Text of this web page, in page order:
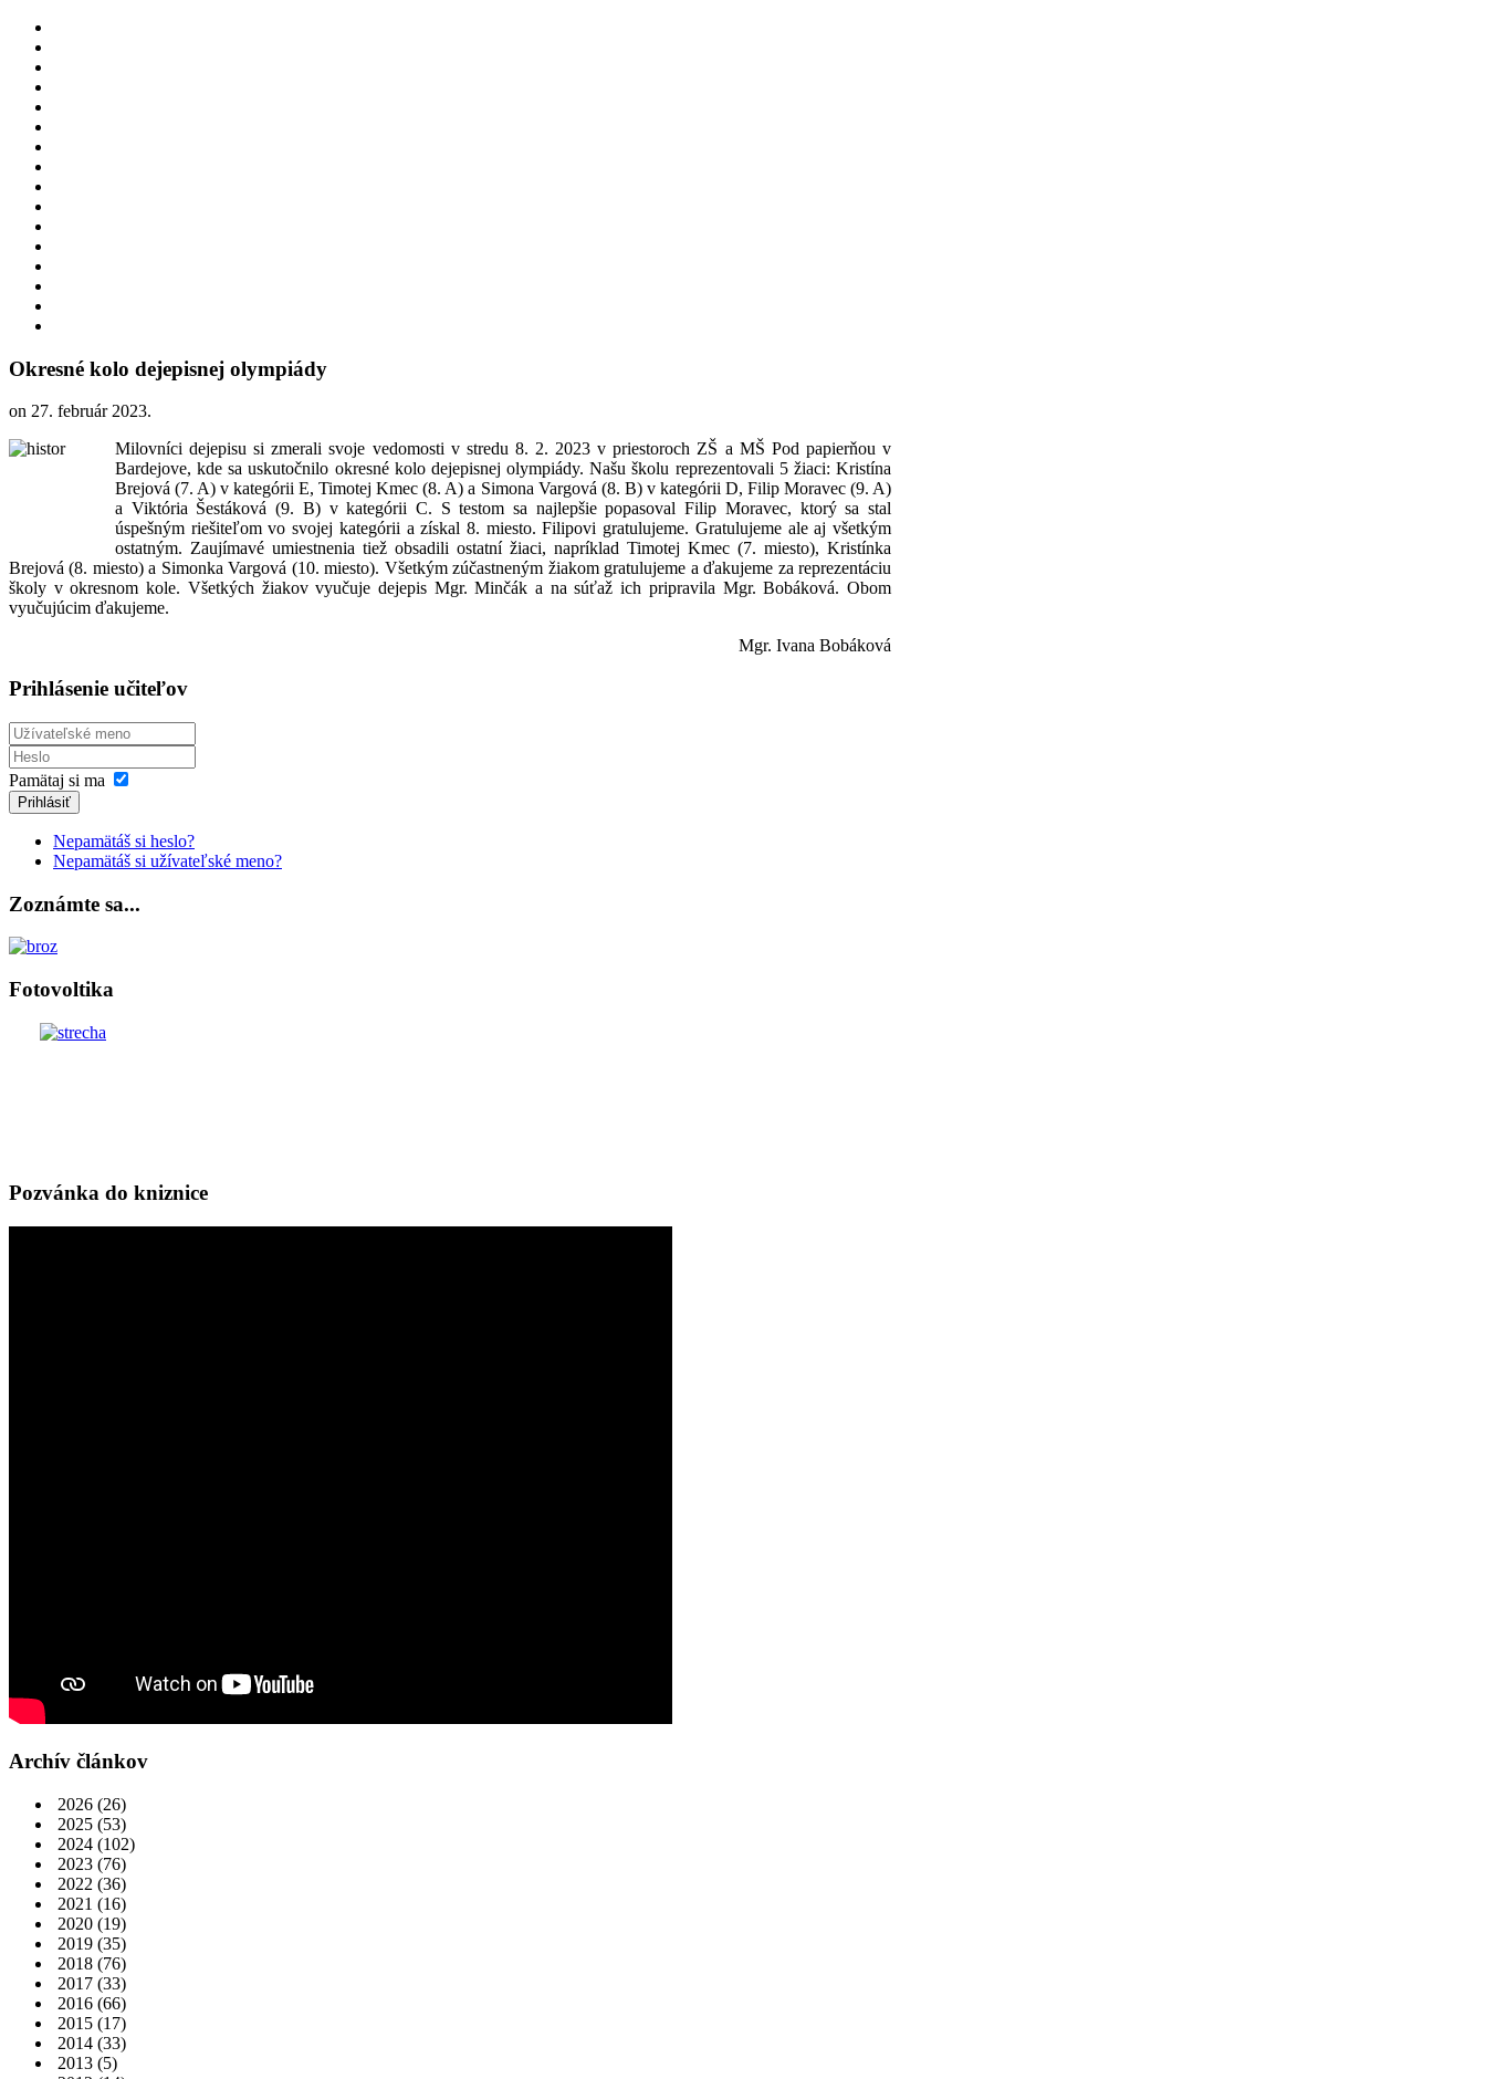
Okresné kolo dejepisnej olympiády
on 27. február 2023.
Milovníci dejepisu si zmerali svoje vedomosti v stredu 8. 2. 2023 v priestoroch ZŠ a MŠ Pod papierňou v
Bardejove, kde sa uskutočnilo okresné kolo dejepisnej olympiády. Našu školu reprezentovali 5 žiaci: Kristína
Brejová (7. A) v kategórii E, Timotej Kmec (8. A) a Simona Vargová (8. B) v kategórii D, Filip Moravec (9. A)
a Viktória Šestáková (9. B) v kategórii C. S testom sa najlepšie popasoval Filip Moravec, ktorý sa stal
úspešným riešiteľom vo svojej kategórii a získal 8. miesto. Filipovi gratulujeme. Gratulujeme ale aj všetkým
ostatným. Zaujímavé umiestnenia tiež obsadili ostatní žiaci, napríklad Timotej Kmec (7. miesto), Kristínka
Brejová (8. miesto) a Simonka Vargová (10. miesto). Všetkým zúčastneným žiakom gratulujeme a ďakujeme za reprezentáciu
školy v okresnom kole. Všetkých žiakov vyučuje dejepis Mgr. Minčák a na súťaž ich pripravila Mgr. Bobáková. Obom
vyučujúcim ďakujeme.
Mgr. Ivana Bobáková
Prihlásenie učiteľov
Pamätaj si ma
Prihlásiť
Nepamätáš si heslo?
Nepamätáš si užívateľské meno?
Zoznámte sa...
Fotovoltika
Pozvánka do kniznice
Archív článkov
2026 (26)
2025 (53)
2024 (102)
2023 (76)
2022 (36)
2021 (16)
2020 (19)
2019 (35)
2018 (76)
2017 (33)
2016 (66)
2015 (17)
2014 (33)
2013 (5)